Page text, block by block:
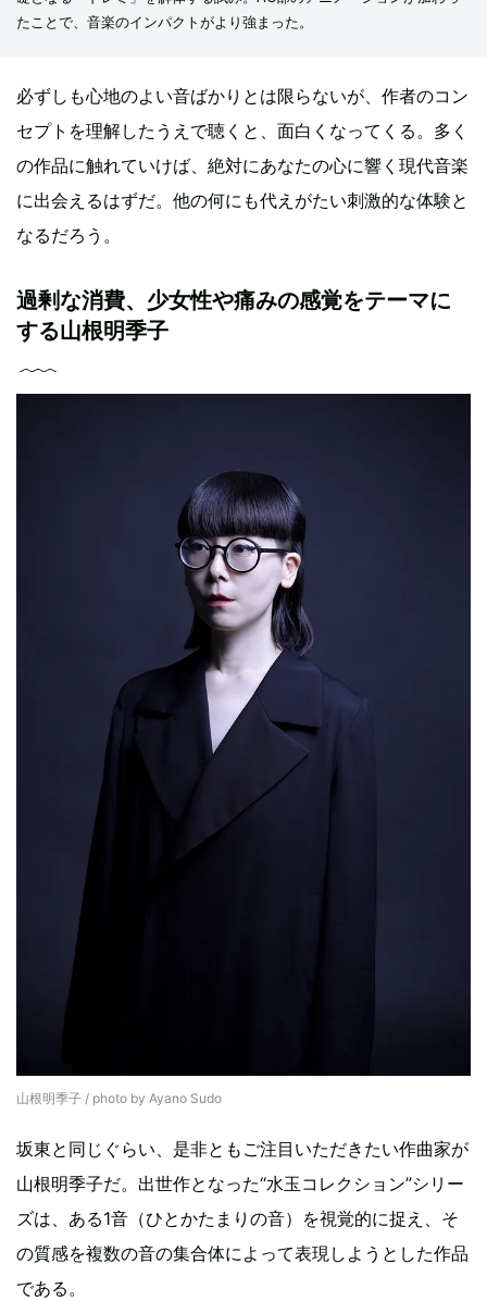
たことで、音楽のインパクトがより強まった。
必ずしも心地のよい音ばかりとは限らないが、作者のコン
セプトを理解したうえで聴くと、面白くなってくる。多く
の作品に触れていけば、絶対にあなたの心に響く現代音楽
に出会えるはずだ。他の何にも代えがたい刺激的な体験と
なるだろう。
過剰な消費、少女性や痛みの感覚をテーマに
する山根明季子
山根明季子 / photo by Ayano Sudo
坂東と同じぐらい、是非ともご注目いただきたい作曲家が
山根明季子だ。出世作となった“水玉コレクション”シリー
ズは、ある1音（ひとかたまりの音）を視覚的に捉え、そ
の質感を複数の音の集合体によって表現しようとした作品
である。